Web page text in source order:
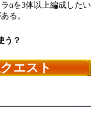
αを3体以上編成したい
る。
う？
エスト